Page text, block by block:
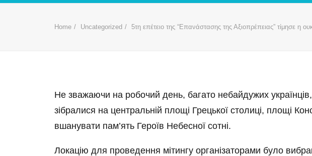
Home Uncategorized 5τη επέτειο της “Επανάστασης της Αξιοπρέπειας” τίμησε η
Не зважаючи на робочий день, багато небайдужих
зібралися на центральній площі Грецької столиці, площі
вшанувати пам’ять Героїв Небесної сотні.
Локацію для проведення мітингу організаторами було